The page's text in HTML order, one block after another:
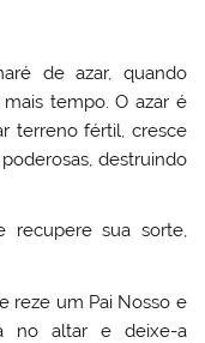
de azar, quando
tempo. O azar é
terreno fértil, cresce
destruindo
recupere sua sorte,
reze um Pai Nosso e
no altar e deixe-a